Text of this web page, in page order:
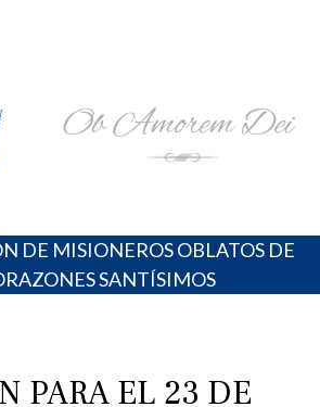
Oblatos. Advocaciones Marianas,
y más
DE MISIONEROS OBLATOS DE
SANTÍSIMOS
PARA EL 23 DE